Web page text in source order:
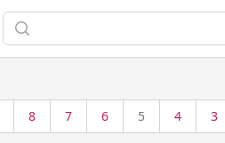
3
4
5
6
7
8